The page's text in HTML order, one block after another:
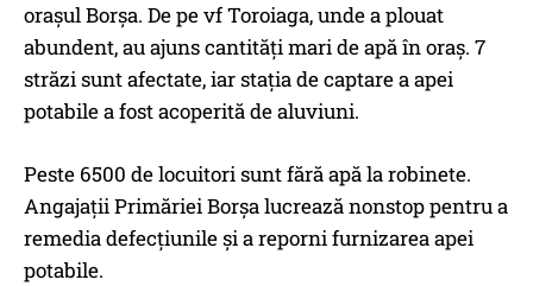
orașul Borșa. De pe vf Toroiaga, unde a plouat
abundent, au ajuns cantități mari de apă în oraș. 7
străzi sunt afectate, iar stația de captare a apei
potabile a fost acoperită de aluviuni.
Peste 6500 de locuitori sunt fără apă la robinete.
Angajații Primăriei Borșa lucrează nonstop pentru a
remedia defecțiunile și a reporni furnizarea apei
potabile.